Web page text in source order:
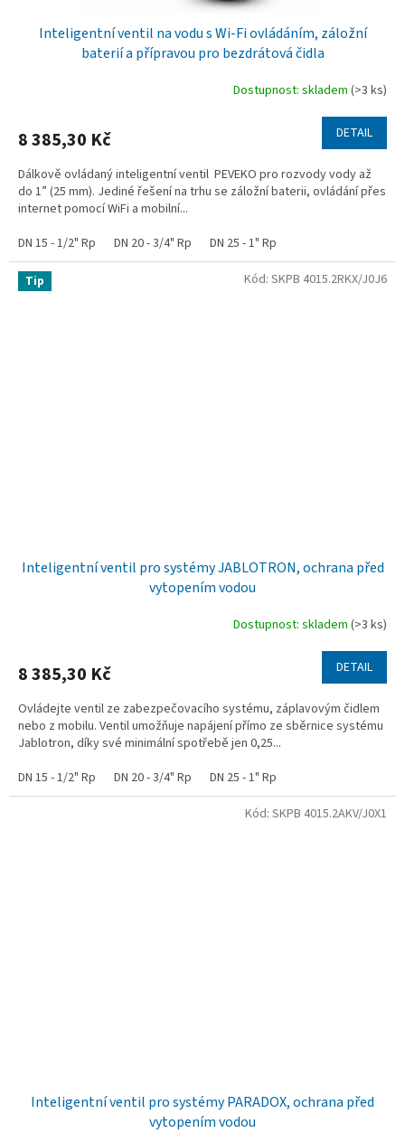
Inteligentní ventil na vodu s Wi-Fi ovládáním, záložní
baterií a přípravou pro bezdrátová čidla
Dostupnost: skladem (>3 ks)
8 385,30 Kč DETAIL
Dálkově ovládaný inteligentní ventil PEVEKO pro rozvody vody až
do 1” (25 mm). Jediné řešení na trhu se záložní baterii, ovládání přes
internet pomocí WiFi a mobilní...
DN 15 - 1/2" Rp
DN 20 - 3/4" Rp DN 25 - 1" Rp
Tip
Inteligentní ventil pro systémy JABLOTRON, ochrana před
vytopením vodou
Dostupnost: skladem (>3 ks)
8 385,30 Kč DETAIL
Ovládejte ventil ze zabezpečovacího systému, záplavovým čidlem
nebo z mobilu. Ventil umožňuje napájení přímo ze sběrnice systému
Jablotron, díky své minimální spotřebě jen 0,25...
DN 15 - 1/2" Rp
DN 20 - 3/4" Rp DN 25 - 1" Rp
Kód: SKPB 4015.2RKX/J0J6
Inteligentní ventil pro systémy PARADOX, ochrana před
vytopením vodou
Kód: SKPB 4015.2AKV/J0X1